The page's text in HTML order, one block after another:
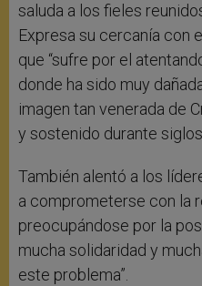
saluda a los fieles
Expresa su cercanía con
que “sufre por el
donde ha sido muy
imagen tan venerada de
y sostenido durante
También alentó a los
a comprometerse con la
preocupándose por la
mucha solidaridad y
este problema”.